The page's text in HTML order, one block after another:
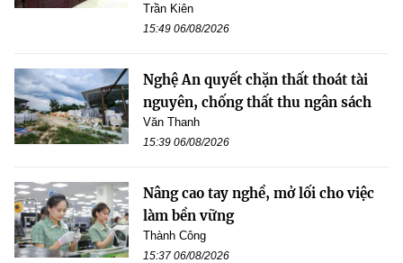
Trần Kiên
15:49 06/08/2026
Nghệ An quyết chặn thất thoát tài
nguyên, chống thất thu ngân sách
Văn Thanh
15:39 06/08/2026
Nâng cao tay nghề, mở lối cho việc
làm bền vững
Thành Công
15:37 06/08/2026